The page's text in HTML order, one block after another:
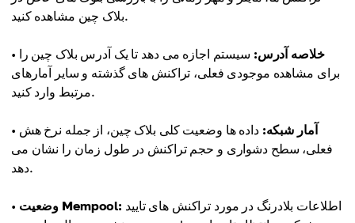
بلاک چین مشاهده کنید.
• خلاصه آدرس: سیستم اجازه می دهد تا یک آدرس بلاک چین را
برای مشاهده موجودی فعلی، تراکنش های گذشته و سایر آمارهای
مرتبط وارد کنید.
• آمار شبکه: داده ها وضعیت کلی بلاک چین، از جمله نرخ هش
فعلی، سطح دشواری و حجم تراکنش در طول زمان را نشان می
دهد.
• وضعیت Mempool: